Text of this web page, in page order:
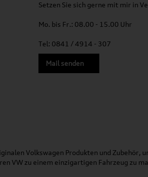
Setzen Sie sich gerne mit mir in
Mo. bis Fr.: 08.00 - 15.00 Uhr
Tel: 0841 / 4914 - 307
Mail senden
Volkswagen Produkten und Zubehör,
VW zu einem einzigartigen Fahrzeug zu